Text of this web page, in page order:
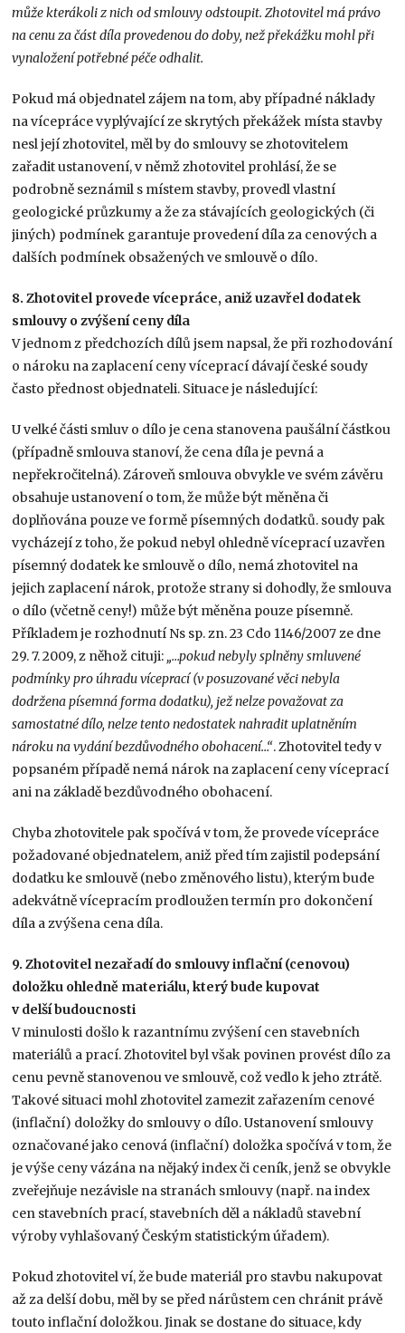
může kterákoli z nich od smlouvy odstoupit. Zhotovitel má právo
na cenu za část díla provedenou do doby, než překážku mohl při
vynaložení potřebné péče odhalit.
Pokud má objednatel zájem na tom, aby případné náklady
na vícepráce vyplývající ze skrytých překážek místa stavby
nesl její zhotovitel, měl by do smlouvy se zhotovitelem
zařadit ustanovení, v němž zhotovitel prohlásí, že se
podrobně seznámil s místem stavby, provedl vlastní
geologické průzkumy a že za stávajících geologických (či
jiných) podmínek garantuje provedení díla za cenových a
dalších podmínek obsažených ve smlouvě o dílo.
8. Zhotovitel provede vícepráce, aniž uzavřel dodatek
smlouvy o zvýšení ceny díla
V jednom z předchozích dílů jsem napsal, že při rozhodování
o nároku na zaplacení ceny víceprací dávají české soudy
často přednost objednateli. Situace je následující:
U velké části smluv o dílo je cena stanovena paušální částkou
(případně smlouva stanoví, že cena díla je pevná a
nepřekročitelná). Zároveň smlouva obvykle ve svém závěru
obsahuje ustanovení o tom, že může být měněna či
doplňována pouze ve formě písemných dodatků. soudy pak
vycházejí z toho, že pokud nebyl ohledně víceprací uzavřen
písemný dodatek ke smlouvě o dílo, nemá zhotovitel na
jejich zaplacení nárok, protože strany si dohodly, že smlouva
o dílo (včetně ceny!) může být měněna pouze písemně.
Příkladem je rozhodnutí Ns sp. zn. 23 Cdo 1146/2007 ze dne
29. 7. 2009, z něhož cituji: „…pokud nebyly splněny smluvené
podmínky pro úhradu víceprací (v posuzované věci nebyla
dodržena písemná forma dodatku), jež nelze považovat za
samostatné dílo, nelze tento nedostatek nahradit uplatněním
nároku na vydání bezdůvodného obohacení…“. Zhotovitel tedy v
popsaném případě nemá nárok na zaplacení ceny víceprací
ani na základě bezdůvodného obohacení.
Chyba zhotovitele pak spočívá v tom, že provede vícepráce
požadované objednatelem, aniž před tím zajistil podepsání
dodatku ke smlouvě (nebo změnového listu), kterým bude
adekvátně vícepracím prodloužen termín pro dokončení
díla a zvýšena cena díla.
9. Zhotovitel nezařadí do smlouvy inflační (cenovou)
doložku ohledně materiálu, který bude kupovat
v delší budoucnosti
V minulosti došlo k razantnímu zvýšení cen stavebních
materiálů a prací. Zhotovitel byl však povinen provést dílo za
cenu pevně stanovenou ve smlouvě, což vedlo k jeho ztrátě.
Takové situaci mohl zhotovitel zamezit zařazením cenové
(inflační) doložky do smlouvy o dílo. Ustanovení smlouvy
označované jako cenová (inflační) doložka spočívá v tom, že
je výše ceny vázána na nějaký index či ceník, jenž se obvykle
zveřejňuje nezávisle na stranách smlouvy (např. na index
cen stavebních prací, stavebních děl a nákladů stavební
výroby vyhlašovaný Českým statistickým úřadem).
Pokud zhotovitel ví, že bude materiál pro stavbu nakupovat
až za delší dobu, měl by se před nárůstem cen chránit právě
touto inflační doložkou. Jinak se dostane do situace, kdy